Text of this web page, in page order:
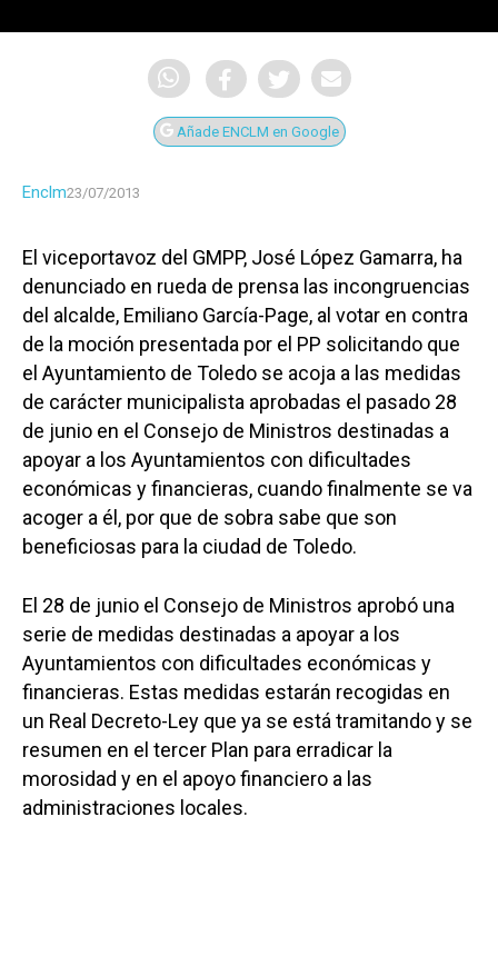
Añade ENCLM en Google
Enclm23/07/2013
El viceportavoz del GMPP, José López Gamarra, ha
denunciado en rueda de prensa las incongruencias
del alcalde, Emiliano García-Page, al votar en contra
de la moción presentada por el PP solicitando que
el Ayuntamiento de Toledo se acoja a las medidas
de carácter municipalista aprobadas el pasado 28
de junio en el Consejo de Ministros destinadas a
apoyar a los Ayuntamientos con dificultades
económicas y financieras, cuando finalmente se va
acoger a él, por que de sobra sabe que son
beneficiosas para la ciudad de Toledo.
El 28 de junio el Consejo de Ministros aprobó una
serie de medidas destinadas a apoyar a los
Ayuntamientos con dificultades económicas y
financieras. Estas medidas estarán recogidas en
un Real Decreto-Ley que ya se está tramitando y se
resumen en el tercer Plan para erradicar la
morosidad y en el apoyo financiero a las
administraciones locales.